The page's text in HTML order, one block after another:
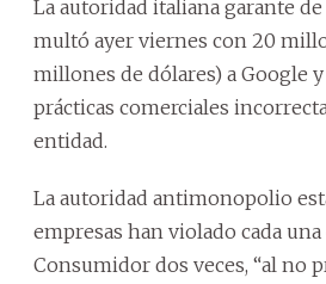
La autoridad italiana garante
multó ayer viernes con 20
millones de dólares) a Google
prácticas comerciales
entidad.
La autoridad antimonopolio
empresas han violado cada
Consumidor dos veces, “al no